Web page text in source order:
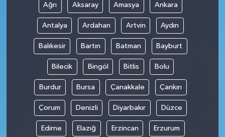
Ağrı Aksaray Amasya Ankara
Antalya Ardahan Artvin Aydın
Balıkesir Bartın Batman Bayburt
Bilecik Bingöl Bitlis Bolu
Burdur Bursa Çanakkale Çankırı
Çorum Denizli Diyarbakır Düzce
Edirne Elazığ Erzincan Erzurum